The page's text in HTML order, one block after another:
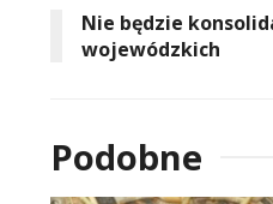
Nie będzie
wojewódzkich
Podobne